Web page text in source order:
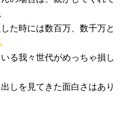
た時には数百万、数千万と
る我々世代がめっちゃ損し
しを見てきた面白さはあり